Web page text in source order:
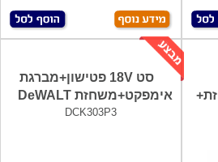
סט 18V פטישון+מברגת
אימפקט+משחזת DeWALT
DCK303P3